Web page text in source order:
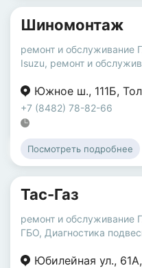
Шиномонтаж
ремонт и обслуживание
Isuzu, ремонт и
Южное ш., 111Б,
+7 (8482) 78-82-66
Посмотреть подробнее
Тас-Газ
ремонт и обслуживание
ГБО, Диагностика
Юбилейная ул., 61А,